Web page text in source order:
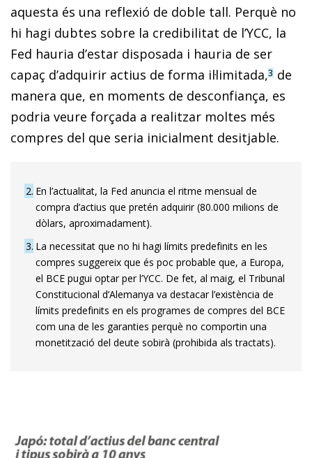
aquesta és una reflexió de doble tall. Perquè no
hi hagi dubtes sobre la credibilitat de l’YCC, la
Fed hauria d’estar disposada i hauria de ser
capaç d’adquirir actius de forma il·limitada,3 de
manera que, en moments de desconfiança, es
podria veure forçada a realitzar moltes més
compres del que seria inicialment desitjable.
2 En l’actualitat, la Fed anuncia el ritme mensual de
compra d’actius que pretén adquirir (80.000 milions de
dòlars, aproximadament).
3 La necessitat que no hi hagi límits predefinits en les
compres suggereix que és poc probable que, a Europa,
el BCE pugui optar per l’YCC. De fet, al maig, el Tribunal
Constitucional d’Alemanya va destacar l’existència de
límits predefinits en els programes de compres del BCE
com una de les garanties perquè no comportin una
monetització del deute sobirà (prohibida als tractats).